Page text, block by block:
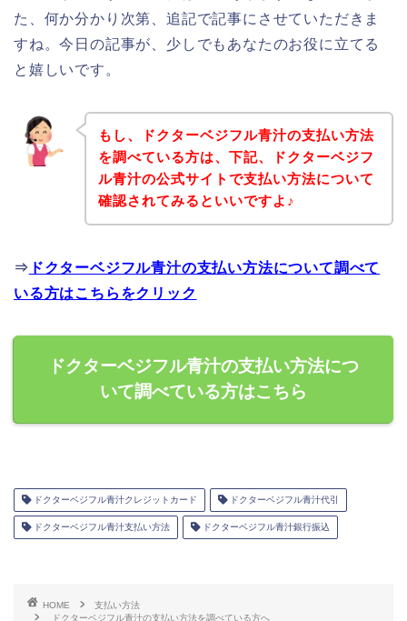
た、何か分かり次第、追記で記事にさせていただきま
すね。今日の記事が、少しでもあなたのお役に立てる
と嬉しいです。
もし、ドクターベジフル青汁の支払い方法
を調べている方は、下記、ドクターベジフ
ル青汁の公式サイトで支払い方法について
確認されてみるといいですよ♪
⇒ ドクターベジフル青汁の支払い方法について調べて
いる方はこちらをクリック
ドクターベジフル青汁の支払い方法につ
いて調べている方はこちら
ドクターベジフル青汁クレジットカード ドクターベジフル青汁代引
ドクターベジフル青汁支払い方法 ドクターベジフル青汁銀行振込
HOME
支払い方法
ドクターベジフル青汁の支払い方法を調べている方へ